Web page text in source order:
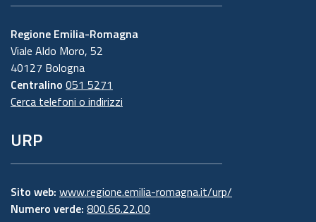
Regione Emilia-Romagna
Viale Aldo Moro, 52
40127 Bologna
Centralino 051 5271
Cerca telefoni o indirizzi
URP
Sito web: www.regione.emilia-romagna.it/urp/
Numero verde: 800.66.22.00